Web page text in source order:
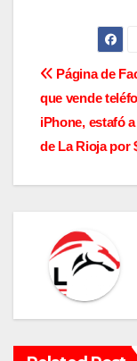
N
a
v
e
a
Página de
que vende
iPhone, estafó
de La Rioja por